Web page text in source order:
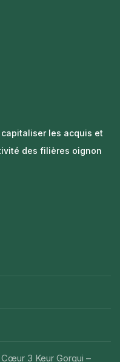
les acquis et
des filières oignon
3 Keur Gorgui –